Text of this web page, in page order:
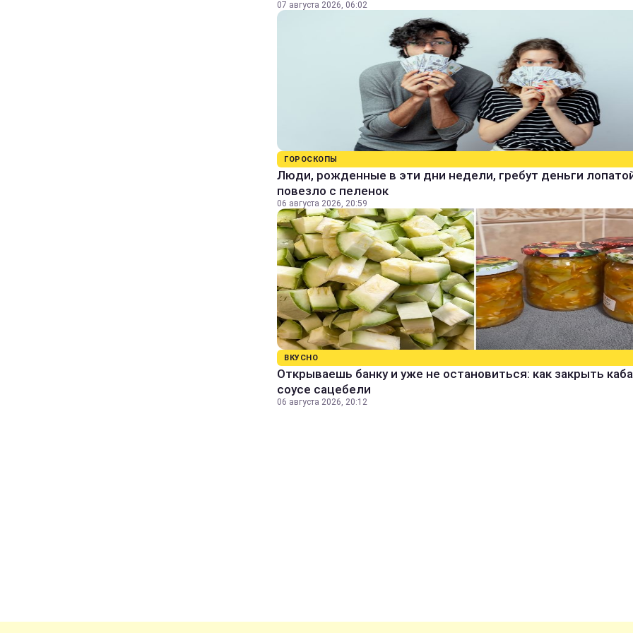
07 августа 2026, 06:02
ГОРОСКОПЫ
Люди, рожденные в эти дни недели, гребут деньги
повезло с пеленок
06 августа 2026, 20:59
ВКУСНО
Открываешь банку и уже не остановиться: как закрыть
соусе сацебели
06 августа 2026, 20:12